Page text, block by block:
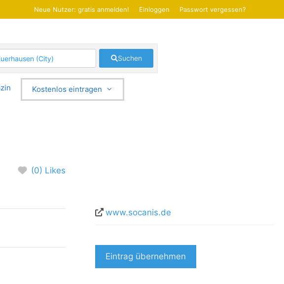
Neue Nutzer: gratis anmelden! Einloggen Passwort vergessen?
Suchen
Kostenlos eintragen
(0) Likes
www.socanis.de
Eintrag übernehmen